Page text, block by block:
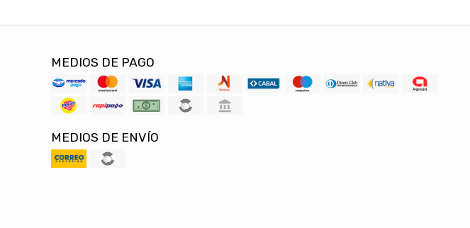
MEDIOS DE PAGO
MEDIOS DE ENVÍO